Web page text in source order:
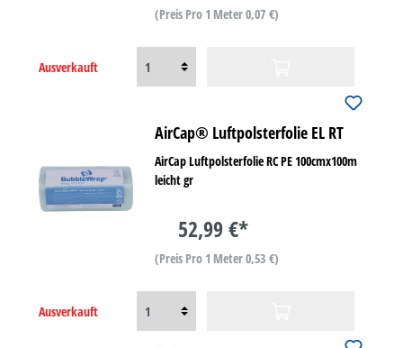
(Preis Pro 1 Meter 0,07 €)
Ausverkauft
AirCap® Luftpolsterfolie EL RT
AirCap Luftpolsterfolie RC PE 100cmx100m
leicht gr
52,99 €*
(Preis Pro 1 Meter 0,53 €)
Ausverkauft